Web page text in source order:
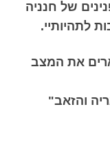
של חנניה
לתהיותיי.
את המצב
והזאב"